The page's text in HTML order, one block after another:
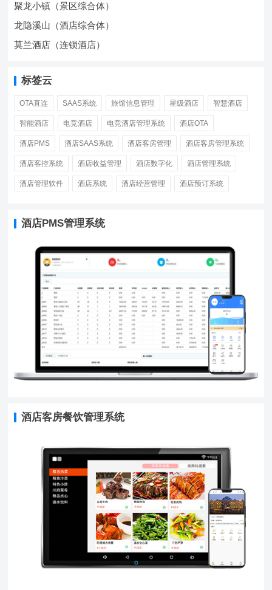
聚龙小镇（景区综合体）
龙隐溪山（酒店综合体）
莫兰酒店（连锁酒店）
标签云
OTA直连 SAAS系统 旅馆信息管理 星级酒店 智慧酒店
智能酒店 电竞酒店 电竞酒店管理系统 酒店OTA
酒店PMS 酒店SAAS系统 酒店客房管理 酒店客房管理系统
酒店客控系统 酒店收益管理 酒店数字化 酒店管理系统
酒店管理软件 酒店系统 酒店经营管理 酒店预订系统
酒店PMS管理系统
酒店客房餐饮管理系统